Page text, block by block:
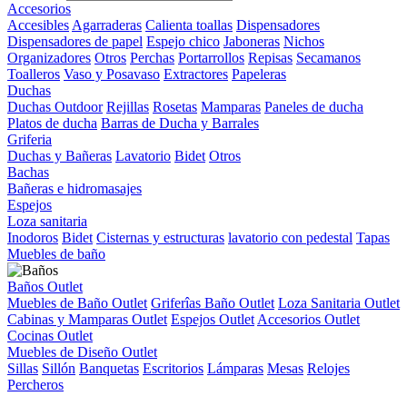
Accesorios
Accesibles Agarraderas Calienta toallas Dispensadores
Dispensadores de papel Espejo chico Jaboneras Nichos
Organizadores Otros Perchas Portarrollos Repisas Secamanos
Toalleros Vaso y Posavaso Extractores Papeleras
Duchas
Duchas Outdoor Rejillas Rosetas Mamparas Paneles de ducha
Platos de ducha Barras de Ducha y Barrales
Griferia
Duchas y Bañeras Lavatorio Bidet Otros
Bachas
Bañeras e hidromasajes
Espejos
Loza sanitaria
Inodoros Bidet Cisternas y estructuras lavatorio con pedestal Tapas
Muebles de baño
Baños Outlet
Muebles de Baño Outlet Griferîas Baño Outlet Loza Sanitaria Outlet
Cabinas y Mamparas Outlet Espejos Outlet Accesorios Outlet
Cocinas Outlet
Muebles de Diseño Outlet
Sillas Sillón Banquetas Escritorios Lámparas Mesas Relojes
Percheros